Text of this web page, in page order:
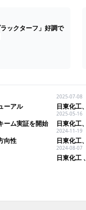
ックターフ」好調で
ーアル
2025-07-08
日東化工
ーム実証を開始
2025-05-16
日東化工
向性
2024-11-19
日東化工
2024-08-07
日東化工